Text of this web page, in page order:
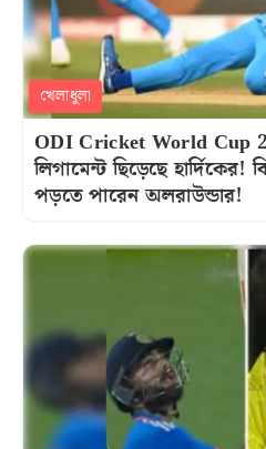
খেলাধুলা
ODI Cricket World Cup
লিগামেন্ট ছিড়েছে হার্দিকের!
পড়তে পারেন অলরাউন্ডার!